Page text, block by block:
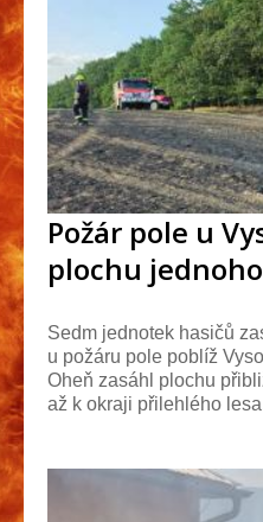
Požár pole u
plochu
Sedm jednotek hasičů
u požáru pole poblíž
Oheň zasáhl plochu
až k okraji přilehlého